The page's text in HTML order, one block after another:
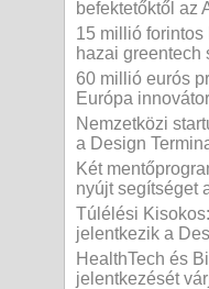
befektetőktől az
15 millió forintos
hazai greentech
60 millió eurós
Európa
Nemzetközi
a Design
Két
nyújt segítséget
Túlélési
jelentkezik a
HealthTech és
jelentkezését